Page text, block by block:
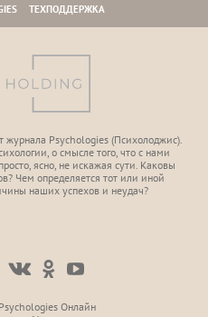
ТЕХПОДДЕРЖКА
Psychologies (Психoлоджиc).
о смысле того, что с нами
ясно, не искажая сути. Каковы
Чем определяется тот или иной
наших успехов и неудач?
Онлайн